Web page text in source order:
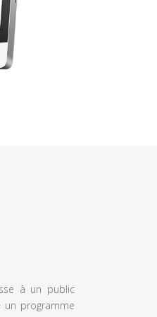
à un public
un programme